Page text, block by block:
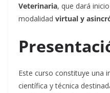
Veterinaria, que dará
modalidad virtual y
Este curso constituye una
científica y técnica